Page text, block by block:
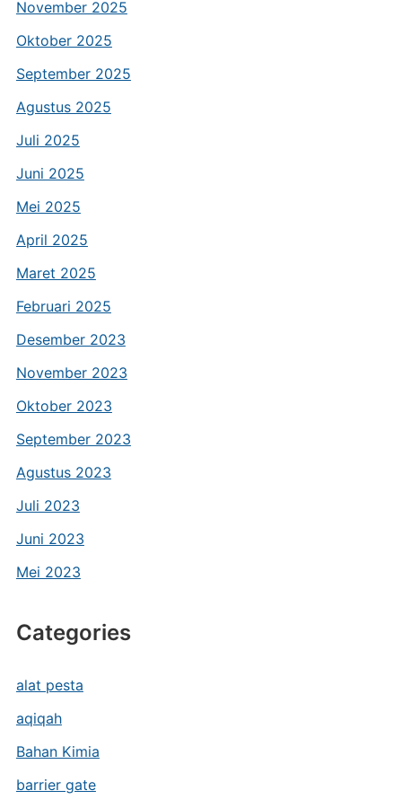
November 2025
Oktober 2025
September 2025
Agustus 2025
Juli 2025
Juni 2025
Mei 2025
April 2025
Maret 2025
Februari 2025
Desember 2023
November 2023
Oktober 2023
September 2023
Agustus 2023
Juli 2023
Juni 2023
Mei 2023
Categories
alat pesta
aqiqah
Bahan Kimia
barrier gate